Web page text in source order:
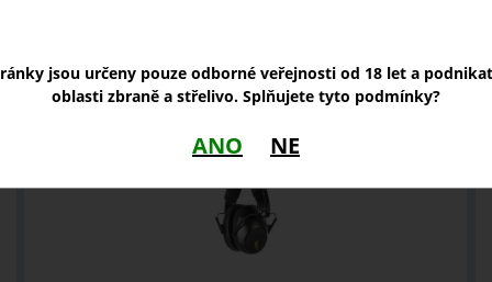
NOVINKY
jsou určeny pouze odborné veřejnosti od 18 let a
oblasti zbraně a střelivo. Splňujete tyto podmínky?
ANO NE